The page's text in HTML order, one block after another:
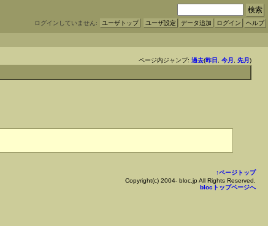
ログインしていません: ユーザトップ ユーザ設定 データ追加 ログイン ヘルプ
ページ内ジャンプ: 過去(昨日 今月 先月 )
↑ページトップ
Copyright(c) 2004- bloc.jp All Rights Reserved.
blocトップページへ